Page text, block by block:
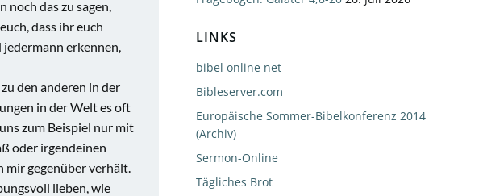
noch das zu sagen,
dass ihr euch
erkennen,
den anderen in der
in der Welt es oft
zum Beispiel nur mit
oder irgendeinen
mir gegenüber verhält.
lieben, wie
LINKS
bibel online net
Bibleserver.com
Europäische Sommer-Bibelkonferenz 2014
(Archiv)
Sermon-Online
Tägliches Brot